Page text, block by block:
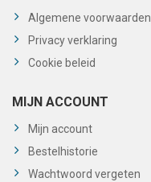
Algemene voorwaarden
Privacy verklaring
Cookie beleid
MIJN ACCOUNT
Mijn account
Bestelhistorie
Wachtwoord vergeten